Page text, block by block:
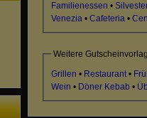
Familienessen •
Venezia • Cafeteria •
Weitere
Grillen • Restaurant•
Wein • Döner Kebab •